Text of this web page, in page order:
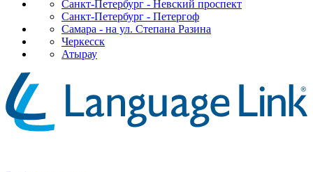
Санкт-Петербург - Невский проспект
Санкт-Петербург - Петергоф
Самара - на ул. Степана Разина
Черкесск
Атырау